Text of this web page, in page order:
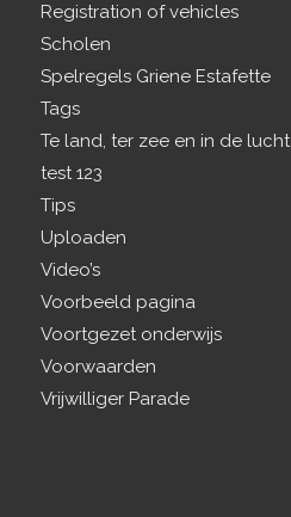
Registration of vehicles
Scholen
Spelregels Griene Estafette
Tags
Te land, ter zee en in de lucht
test 123
Tips
Uploaden
Video’s
Voorbeeld pagina
Voortgezet onderwijs
Voorwaarden
Vrijwilliger Parade